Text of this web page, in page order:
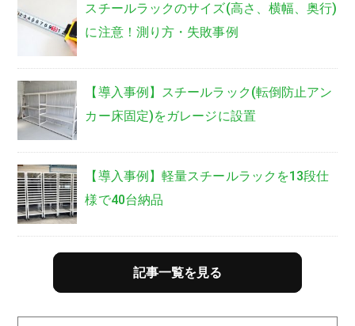
スチールラックのサイズ(高さ、横幅、奥行)
に注意！測り方・失敗事例
【導入事例】スチールラック(転倒防止アン
カー床固定)をガレージに設置
【導入事例】軽量スチールラックを13段仕
様で40台納品
記事一覧を見る